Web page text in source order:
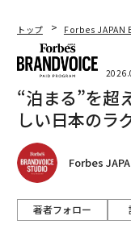
トップ Forbes JAPAN
“泊まる”を超
しい日本のラ
Forbes
著者フォロー